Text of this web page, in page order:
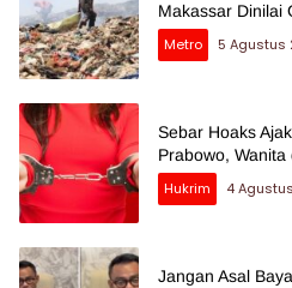
Makassar Dinilai
Metro
5 Agustus
Sebar Hoaks
Prabowo,
Hukrim
4
Jangan Asal